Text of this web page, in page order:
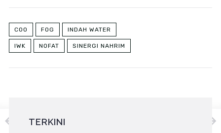
COO FOG INDAH WATER
IWK NOFAT SINERGI NAHRIM
TERKINI